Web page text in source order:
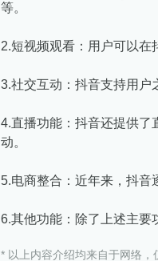
等。
2.短视频观看：用户可以在
3.社交互动：抖音支持用户
4.直播功能：抖音还提供了
动。
5.电商整合：近年来，抖音
6.其他功能：除了上述主要
* 以上内容介绍均来自于网络，